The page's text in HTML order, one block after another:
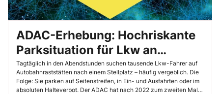
ADAC-Erhebung: Hochriskante
Parksituation für Lkw an
deutschen Autobahnen
Tagtäglich in den Abendstunden suchen tausende Lkw-Fahrer auf
Autobahnraststätten nach einem Stellplatz – häufig vergeblich. Die
Folge: Sie parken auf Seitenstreifen, in Ein- und Ausfahrten oder im
absoluten Halteverbot. Der ADAC hat nach 2022 zum zweiten Mal